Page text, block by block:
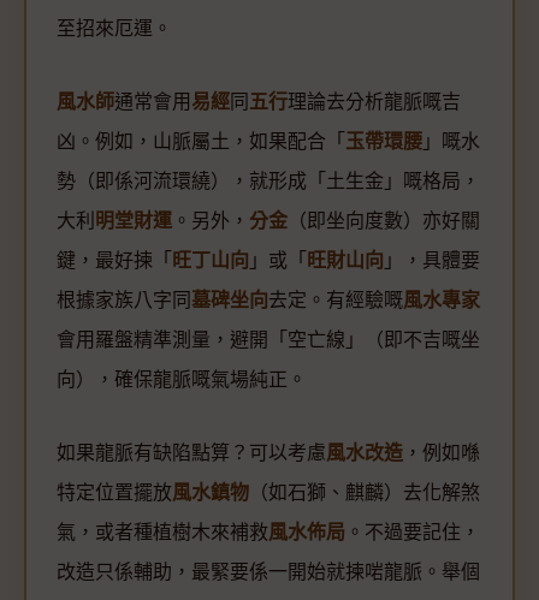
至招來厄運。
風水師通常會用 易經 同 五行理論去分析龍脈嘅吉
凶。例如，山脈屬土，如果配合「 玉帶環腰 」嘅水
勢（即係河流環繞），就形成「土生金」嘅格局，
大利 明堂財運 。另外， 分金 （即坐向度數）亦好關
鍵，最好揀「 旺丁山向 」或「 旺財山向 」，具體要
根據家族八字同 墓碑坐向 去定。有經驗嘅風水專家
會用羅盤精準測量，避開「空亡線」（即不吉嘅坐
向），確保龍脈嘅氣場純正。
如果龍脈有缺陷點算？可以考慮風水改造 ，例如喺
特定位置擺放風水鎮物 （如石獅、麒麟）去化解煞
氣，或者種植樹木來補救風水佈局 。不過要記住，
改造只係輔助，最緊要係一開始就揀啱龍脈。舉個